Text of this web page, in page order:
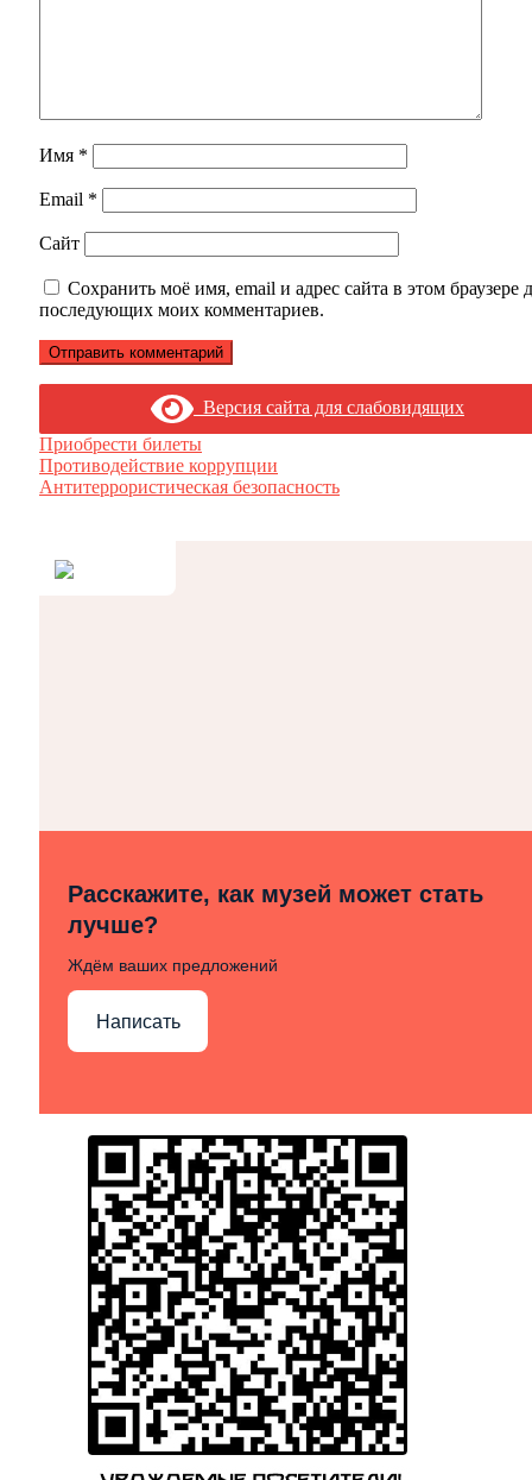
Имя *
Email *
Сайт
Сохранить моё имя, email и адрес сайта в этом браузере
последующих моих комментариев.
Версия сайта для слабовидящих
Приобрести билеты
Противодействие коррупции
Антитеррористическая безопасность
Расскажите, как музей может стать
лучше?
Ждём ваших предложений
Написать